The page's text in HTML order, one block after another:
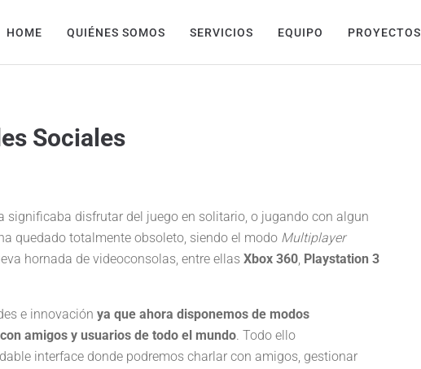
HOME QUIÉNES SOMOS SERVICIOS EQUIPO PROYECTOS
Sociales
significaba disfrutar del juego en solitario, o jugando con algun
quedado totalmente obsoleto, siendo el modo Multiplayer
hornada de videoconsolas, entre ellas Xbox 360, Playstation 3
e innovación ya que ahora disponemos de modos
amigos y usuarios de todo el mundo. Todo ello
interface donde podremos charlar con amigos, gestionar